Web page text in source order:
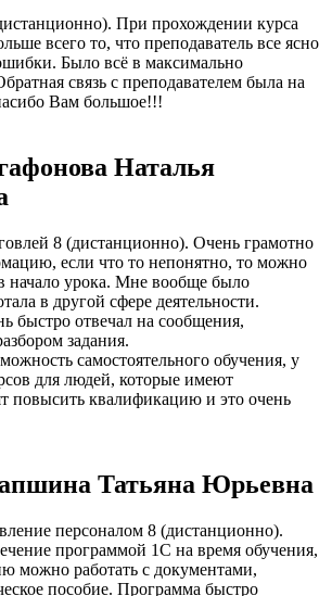
При прохождении курса
всего то, что преподаватель все ясно
Было всё в максимально
связь с преподавателем была на
Вам большое!!!
Наталья
8 (дистанционно). Очень грамотно
если что то непонятно, то можно
начало урока. Мне вообще было
в другой сфере деятельности.
быстро отвечал на сообщения,
задания.
самостоятельного обучения, у
для людей, которые имеют
повысить квалификацию и это очень
Татьяна Юрьевна
персоналом 8 (дистанционно).
программой 1С на время обучения,
можно работать с документами,
пособие. Программа быстро